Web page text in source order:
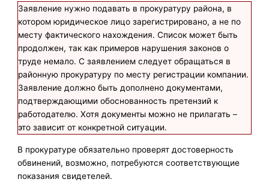
Заявление нужно подавать в прокуратуру района, в
котором юридическое лицо зарегистрировано, а не по
месту фактического нахождения. Список может быть
продолжен, так как примеров нарушения законов о
труде немало. С заявлением следует обращаться в
районную прокуратуру по месту регистрации компании.
Заявление должно быть дополнено документами,
подтверждающими обоснованность претензий к
работодателю. Хотя документы можно не прилагать –
это зависит от конкретной ситуации.
В прокуратуре обязательно проверят достоверность
обвинений, возможно, потребуются соответствующие
показания свидетелей.